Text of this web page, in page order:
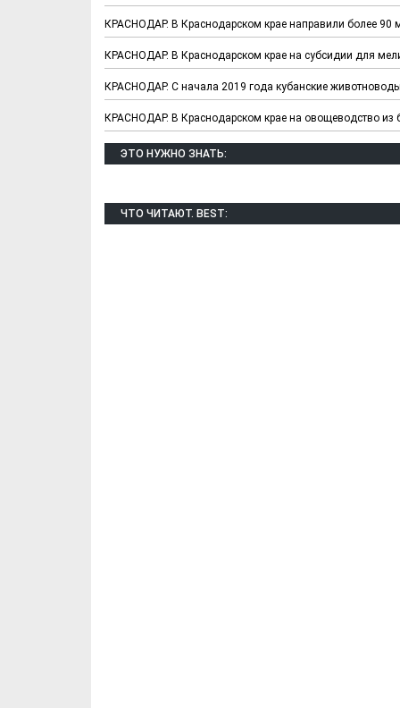
КРАСНОДАР. В Краснодарском крае направили более 90
КРАСНОДАР. В Краснодарском крае на субсидии для
КРАСНОДАР. С начала 2019 года кубанские
КРАСНОДАР. В Краснодарском крае на овощеводство
ЭТО НУЖНО ЗНАТЬ:
ЧТО ЧИТАЮТ. BEST:
Х. Гапураев. Капкан
для Зелимхана (Отр.
ЧЕЧНЯ. А.